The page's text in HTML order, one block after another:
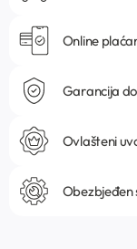
Online
Garancija
Ovlašteni
Obezbjeđen